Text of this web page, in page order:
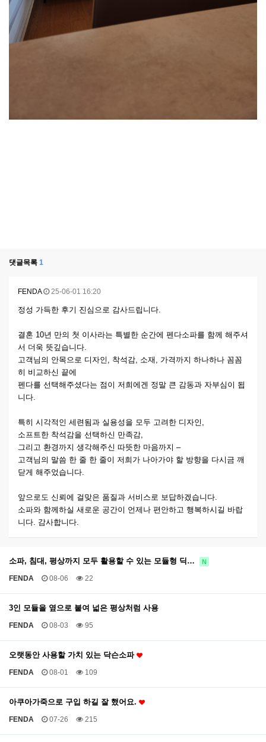
댓글목록 1
FENDA 25-06-01 16:20
정성 가득한 후기 진심으로 감사드립니다.
결혼 10년 만의 첫 이사라는 특별한 순간에 펜다소파를 함께 해주셔
서 더욱 뜻깊습니다.
고객님의 안목으로 디자인, 착석감, 소재, 가격까지 하나하나 꼼꼼
히 비교하신 끝에
펜다를 선택해주셨다는 점이 저희에겐 정말 큰 감동과 자부심이 됩
니다.
특히 시각적인 세련됨과 실용성을 모두 고려한 디자인,
소프트한 착석감을 선택하신 만족감,
그리고 환경까지 생각해주신 따뜻한 마음까지 –
고객님의 말씀 한 줄 한 줄이 저희가 나아가야 할 방향을 다시금 깨
닫게 해주었습니다.
앞으로도 신뢰에 걸맞은 품질과 서비스로 보답하겠습니다.
소파와 함께하실 새로운 공간이 언제나 편안하고 행복하시길 바랍
니다. 감사합니다.
소파, 침대, 평상까지 모두 활용할 수 있는 모듈형 딕… N
FENDA 08-06 22
3인 모듈을 옆으로 붙여 넓은 평상처럼 사용
FENDA 08-03 95
오랫동안 사용할 가치 있는 닥슨소파
FENDA 08-01 109
아쿠아가죽으로 구입 하길 잘 했어요.
FENDA 07-26 215